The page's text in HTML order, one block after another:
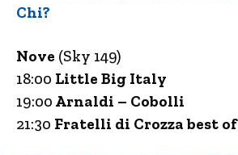
Chi?
Nove (Sky 149)
18:00 Little Big Italy
19:00 Arnaldi – Cobolli
21:30 Fratelli di Crozza best of